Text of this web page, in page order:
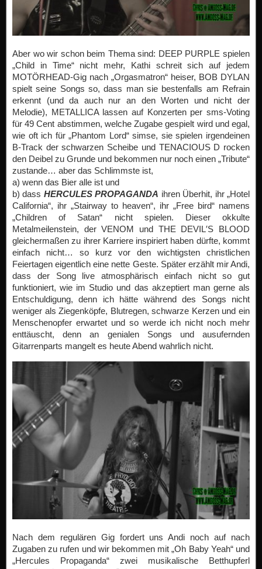
Aber wo wir schon beim Thema sind: DEEP PURPLE spielen
„Child in Time“ nicht mehr, Kathi schreit sich auf jedem
MOTÖRHEAD-Gig nach „Orgasmatron“ heiser, BOB DYLAN
spielt seine Songs so, dass man sie bestenfalls am Refrain
erkennt (und da auch nur an den Worten und nicht der
Melodie), METALLICA lassen auf Konzerten per sms-Voting
für 49 Cent abstimmen, welche Zugabe gespielt wird und egal,
wie oft ich für „Phantom Lord“ simse, sie spielen irgendeinen
B-Track der schwarzen Scheibe und TENACIOUS D rocken
den Deibel zu Grunde und bekommen nur noch einen „Tribute“
zustande… aber das Schlimmste ist,
a) wenn das Bier alle ist und
b) dass HERCULES PROPAGANDA ihren Überhit, ihr „Hotel
California“, ihr „Stairway to heaven“, ihr „Free bird“ namens
„Children of Satan“ nicht spielen. Dieser okkulte
Metalmeilenstein, der VENOM und THE DEVIL′S BLOOD
gleichermaßen zu ihrer Karriere inspiriert haben dürfte, kommt
einfach nicht… so kurz vor den wichtigsten christlichen
Feiertagen eigentlich eine nette Geste. Später erzählt mir Andi,
dass der Song live atmosphärisch einfach nicht so gut
funktioniert, wie im Studio und das akzeptiert man gerne als
Entschuldigung, denn ich hätte während des Songs nicht
weniger als Ziegenköpfe, Blutregen, schwarze Kerzen und ein
Menschenopfer erwartet und so werde ich nicht noch mehr
enttäuscht, denn an genialen Songs und ausufernden
Gitarrenparts mangelt es heute Abend wahrlich nicht.
Nach dem regulären Gig fordert uns Andi noch auf nach
Zugaben zu rufen und wir bekommen mit „Oh Baby Yeah“ und
„Hercules Propaganda“ zwei musikalische Betthupferl